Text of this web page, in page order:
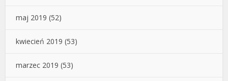
maj 2019 (52)
kwiecień 2019 (53)
marzec 2019 (53)